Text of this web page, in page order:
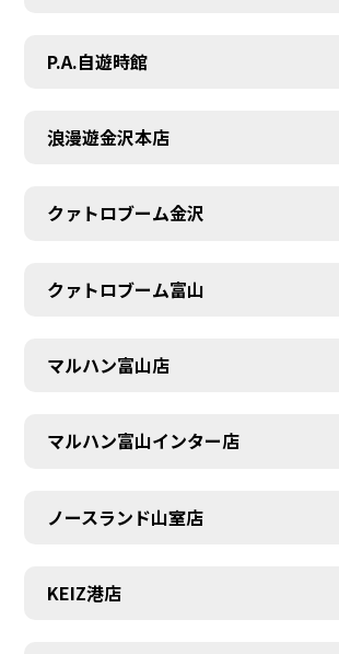
P.A.自遊時館
浪漫遊金沢本店
クァトロブーム金沢
クァトロブーム富山
マルハン富山店
マルハン富山インター店
ノースランド山室店
KEIZ港店